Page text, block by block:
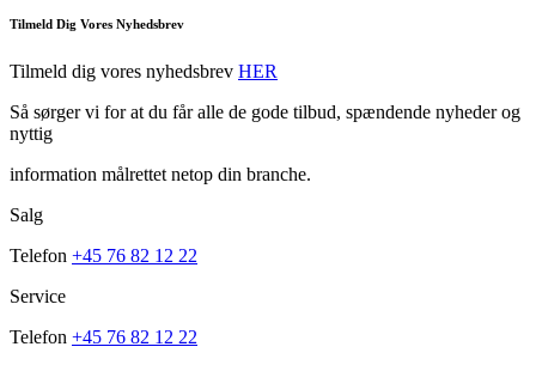
Tilmeld Dig Vores Nyhedsbrev
Tilmeld dig vores nyhedsbrev HER
Så sørger vi for at du får alle de gode tilbud, spændende nyheder og
nyttig
information målrettet netop din branche.
Salg
Telefon +45 76 82 12 22
Service
Telefon +45 76 82 12 22